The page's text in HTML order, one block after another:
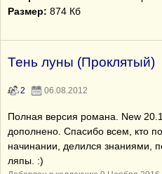
Размер: 874 Кб
Тень луны (Проклятый)
2 06.08.2012
Полная версия романа. New
дополнено. Спасибо всем, кто
начинании, делился знаниями,
ляпы. :)